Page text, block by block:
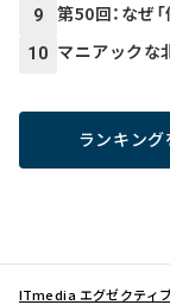
9 第50回：なぜ
10 マニアックな
ランキン
ITmedia エグゼクティ